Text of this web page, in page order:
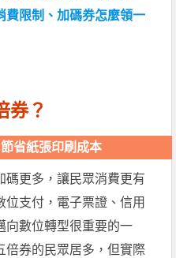
費限制、加碼券怎麼領一
券？
省紙張印刷成本
碼更多，讓民眾消費更有
位支付，電子票證、信用
向數位轉型很重要的一
倍券的民眾居多，但實際